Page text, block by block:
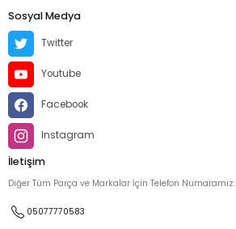
Sosyal Medya
Twitter
Youtube
Facebook
Instagram
İletişim
Diğer Tüm Parça ve Markalar İçin Telefon Numaramız:
05077770583